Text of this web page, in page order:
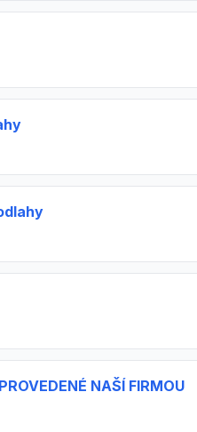
NAŠÍ FIRMOU